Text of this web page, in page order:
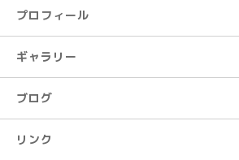
プロフィール
ギャラリー
ブログ
リンク